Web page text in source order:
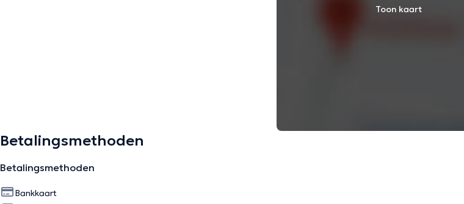
Toon kaart
Betalingsmethoden
Betalingsmethoden
Bankkaart